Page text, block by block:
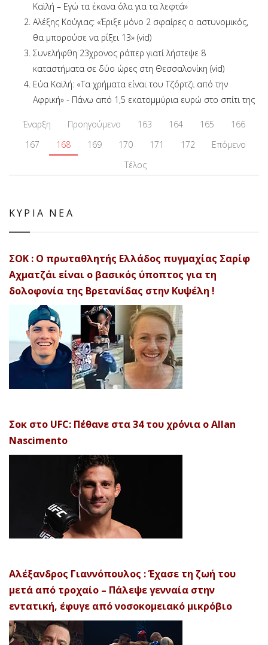
Καϊλή – Εγώ τα έκανα όλα για τα λεφτά»
Αλέξης Κούγιας: «Έριξε μόνο 2 σφαίρες ο αστυνομικός,
θα μπορούσε να ρίξει 13» (vid)
Συνελήφθη 23χρονος ράπερ γιατί λήστεψε 8
καταστήματα σε δύο ώρες στη Θεσσαλονίκη (vid)
Εύα Καϊλή: «Τα χρήματα είναι του Τζόρτζι από την
Αφρική» - Πάνω από 1,5 εκατομμύρια ευρώ στο σπίτι της
Έναρξη Προηγούμενο 163 164 165
166
167
168 169 170 171 172
Επόμενο
Τέλος
ΚΥΡΙΑ ΝΕΑ
ΣΟΚ : Ο πρωταθλητής Ελλάδος πυγμαχίας Σαρίφ
Αχματζάι είναι ο βασικός ύποπτος για τη
δολοφονία της Βρετανίδας στην Κυψέλη !
Σοκ στο UFC: Πέθανε στα 34 του χρόνια ο Allan
Nascimento
Αλέξανδρος Γιαννόπουλος : Έχασε τη ζωή του
μετά από τροχαίο – Πάλεψε γενναία στην
εντατική, έφυγε από νοσοκομειακό μικρόβιο